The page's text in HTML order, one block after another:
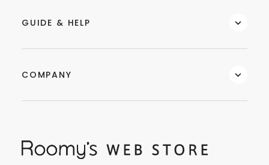
GUIDE & HELP
COMPANY